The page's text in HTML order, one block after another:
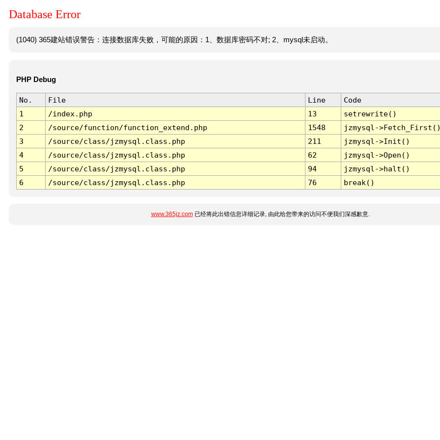
Database Error
(1040) 365建站错误警告：连接数据库失败，可能的原因：1、数据库密码不对; 2、mysql未启动。
PHP Debug
No. File Line
Code
1
/index.php 13
setrewrite()
2
/source/function/function_extend.php 1548
jzmysql-
3
/source/class/jzmysql.class.php 211
jzmysql->Init()
4
/source/class/jzmysql.class.php 62
jzmysql->Open()
5
/source/class/jzmysql.class.php 94
jzmysql->halt()
6
/source/class/jzmysql.class.php 76 break()
www.365jz.com已经将此出错信息详细记录, 由此给您带来的访问不便我们深感歉意.